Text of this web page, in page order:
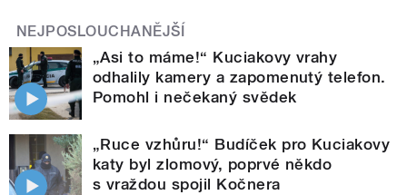
NEJPOSLOUCHANĚJŠÍ
„Asi to máme!“ Kuciakovy vrahy
odhalily kamery a zapomenutý telefon.
Pomohl i nečekaný svědek
„Ruce vzhůru!“ Budíček pro Kuciakovy
katy byl zlomový, poprvé někdo
s vraždou spojil Kočnera